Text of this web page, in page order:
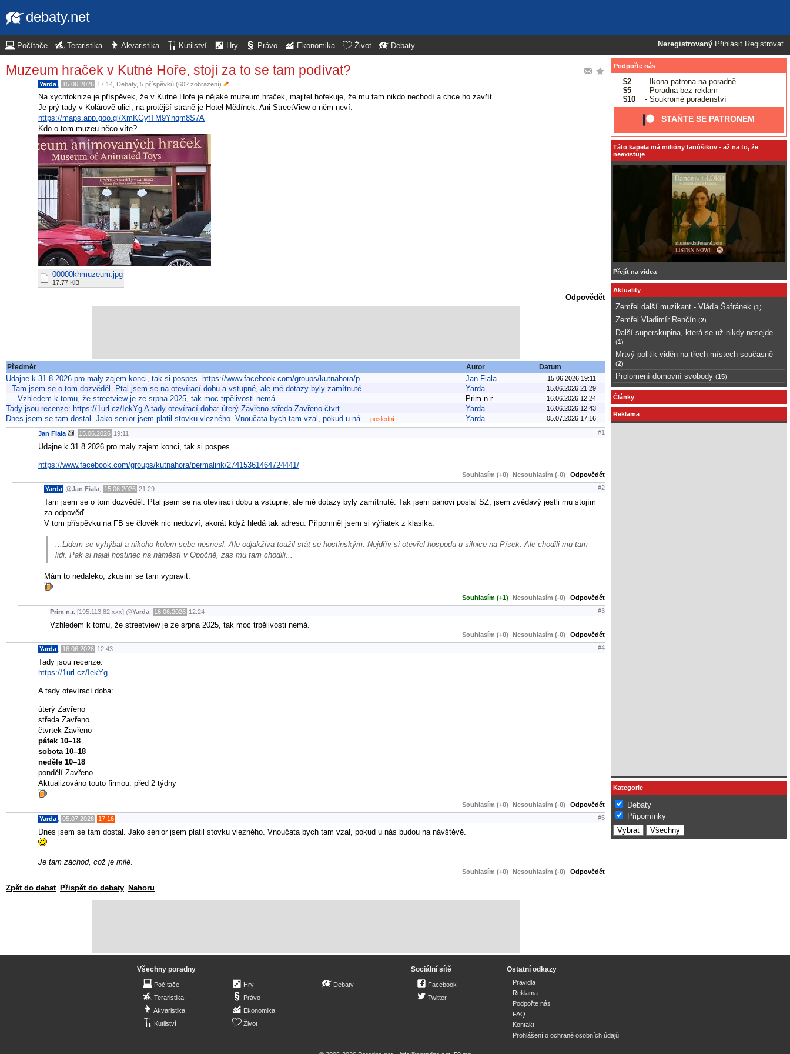
debaty.net
Neregistrovaný Přihlásit Registrovat
Počítače Teraristika Akvaristika Kutilství Hry Právo Ekonomika Život Debaty
Muzeum hraček v Kutné Hoře, stojí za to se tam podívat?
Yarda 15.06.2026 17:14 Debaty, 5 příspěvků (602 zobrazení)
Na xychtoknize je příspěvek, že v Kutné Hoře je nějaké muzeum hraček, majitel hořekuje, že mu tam nikdo nechodí a chce ho zavřít.
Je prý tady v Kolárově ulici, na protější straně je Hotel Mědínek. Ani StreetView o něm neví.
https://maps.app.goo.gl/XmKGyfTM9Yhqm8S7A
Kdo o tom muzeu něco víte?
00000khmuzeum.jpg
17.77 KiB
Odpovědět
Předmět Autor Datum
Udajne k 31.8.2026 pro.maly zajem konci, tak si pospes. https://www.facebook.com/groups/kutnahora/p… Jan Fiala 15.06.2026 19:11
Tam jsem se o tom dozvěděl. Ptal jsem se na otevírací dobu a vstupné, ale mé dotazy byly zamítnuté.… Yarda 15.06.2026 21:29
Vzhledem k tomu, že streetview je ze srpna 2025, tak moc trpělivosti nemá. Prim n.r. 16.06.2026 12:24
Tady jsou recenze: https://1url.cz/IekYg A tady otevírací doba: úterý Zavřeno středa Zavřeno čtvrt… Yarda 16.06.2026 12:43
Dnes jsem se tam dostal. Jako senior jsem platil stovku vlezného. Vnoučata bych tam vzal, pokud u ná… poslední Yarda 05.07.2026 17:16
Jan Fiala 15.06.2026 19:11 #1
Udajne k 31.8.2026 pro.maly zajem konci, tak si pospes.
https://www.facebook.com/groups/kutnahora/permalink/27415361464724441/
Souhlasím (+0) Nesouhlasím (-0) Odpovědět
Yarda @Jan Fiala 15.06.2026 21:29 #2
Tam jsem se o tom dozvěděl. Ptal jsem se na otevírací dobu a vstupné, ale mé dotazy byly zamítnuté. Tak jsem pánovi poslal SZ, jsem zvědavý jestli mu stojím
za odpověď.
V tom příspěvku na FB se člověk nic nedozví, akorát když hledá tak adresu. Připomněl jsem si výňatek z klasika:
...Lidem se vyhýbal a nikoho kolem sebe nesnesl. Ale odjakživa toužil stát se hostinským. Nejdřív si otevřel hospodu u silnice na Písek. Ale chodili mu tam
lidi. Pak si najal hostinec na náměstí v Opočně, zas mu tam chodili...
Mám to nedaleko, zkusím se tam vypravit.
Souhlasím (+1) Nesouhlasím (-0) Odpovědět
Prim n.r. [195.113.82.xxx] @Yarda 16.06.2026 12:24 #3
Vzhledem k tomu, že streetview je ze srpna 2025, tak moc trpělivosti nemá.
Souhlasím (+0) Nesouhlasím (-0) Odpovědět
Yarda 16.06.2026 12:43 #4
Tady jsou recenze:
https://1url.cz/IekYg
A tady otevírací doba:
úterý Zavřeno
středa Zavřeno
čtvrtek Zavřeno
pátek 10–18
sobota 10–18
neděle 10–18
pondělí Zavřeno
Aktualizováno touto firmou: před 2 týdny
Souhlasím (+0) Nesouhlasím (-0) Odpovědět
Yarda 05.07.2026 17:16 #5
Dnes jsem se tam dostal. Jako senior jsem platil stovku vlezného. Vnoučata bych tam vzal, pokud u nás budou na návštěvě.
Je tam záchod, což je milé
Souhlasím (+0) Nesouhlasím (-0) Odpovědět
Zpět do debat Přispět do debaty Nahoru
Podpořte nás
$2
- Ikona patrona na poradně
$5
- Poradna bez reklam
$10
- Soukromé poradenství
STAŇTE SE PATRONEM
Táto kapela má milióny fanúšikov - až na to, že
neexistuje
Přejít na videa
Aktuality
Zemřel další muzikant - Vláďa Šafránek (1 )
Zemřel Vladimír Renčín (2)
Další superskupina, která se už nikdy nesejde...
(1 )
Mrtvý politik viděn na třech místech současně
(2)
Prolomení domovní svobody (15)
Články
Reklama
Kategorie
Debaty
Připomínky
Všechny poradny
Počítače
Teraristika
Akvaristika
Kutilství
Hry
Právo
Ekonomika
Život
Debaty
Sociální sítě
Facebook
Twitter
Ostatní odkazy
Pravidla
Reklama
Podpořte nás
FAQ
Kontakt
Prohlášení o ochraně osobních údajů